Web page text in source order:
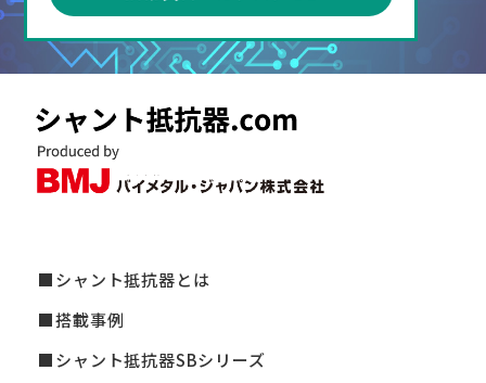
シャント抵抗器とは
搭載事例
シャント抵抗器SBシリーズ